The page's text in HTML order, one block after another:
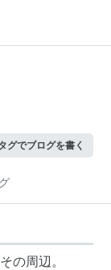
グでブログを書く
の周辺。